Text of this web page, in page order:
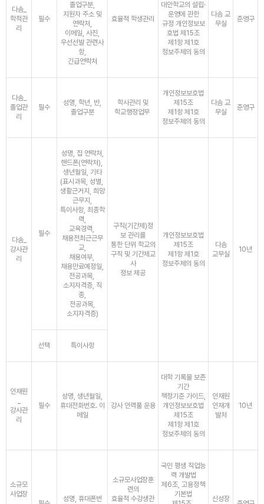
다솜_
학적관
리
필수
졸업구분,
지원자 주소 및
연락처,
이메일, 사진,
우선선발 관련사
항,
긴급연락처
효율적 학생관리
대안학교의 설립·
운영에 관한
규정 개인정보보
호법 제15조
제1항 제1호
정보주체의 동의
다솜 교
무실
준영구
다솜_
졸업관
리
필수
성명, 학년, 반,
졸업구분
학사관리 및
학교행정업무
개인정보보호법
제15조
제1항 제1호
정보주체의 동의
다솜 교
무실
준영구
다솜_
강사관
리
필수
성명, 집 연락처,
핸드폰(연락처),
생년월일, 기타
(표시과목, 성별,
생활근거지, 희망
근무지,
특이사항, 최종학
력,
교육경력,
채용전최근근무
교,
채용여부,
채용만료예정일,
전공과목,
소지자격증, 직
종,
전공과목,
소지자격증)
구직(기간제)정
보 관리를
통한 단위 학교의
구직 및 기간제교
사
정보 제공
개인정보보호법
제15조
제1항 제1호
정보주체의 동의
다솜
교무실
10년
선택 특이사항
인재원
강사관
리
필수
성명, 생년월일,
휴대전화번호. 이
메일
강사 인력풀 운용
대학 기록물 보존
기간
책정기준 가이드,
개인정보보호법
제15조
제1항 제1호
정보주체의 동의
인재원
인재개
발처
10년
소규모
사업장
성명, 휴대폰번
소규모사업장훈
련의
효율적 수강생관
국민 평생 직업능
력 개발법
제6조, 고용정책
기본법
신성장